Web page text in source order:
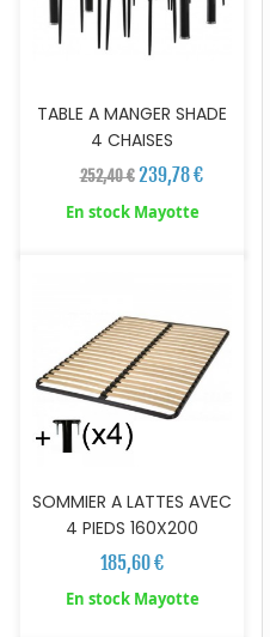
TABLE A MANGER SHADE
4 CHAISES
252,40 € 239,78 €
En stock Mayotte
SOMMIER A LATTES AVEC
4 PIEDS 160X200
185,60 €
En stock Mayotte